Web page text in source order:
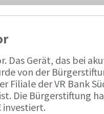
Das Gerät, das bei
von der
Filiale der VR Bank
Die Bürgerstiftung
investiert.